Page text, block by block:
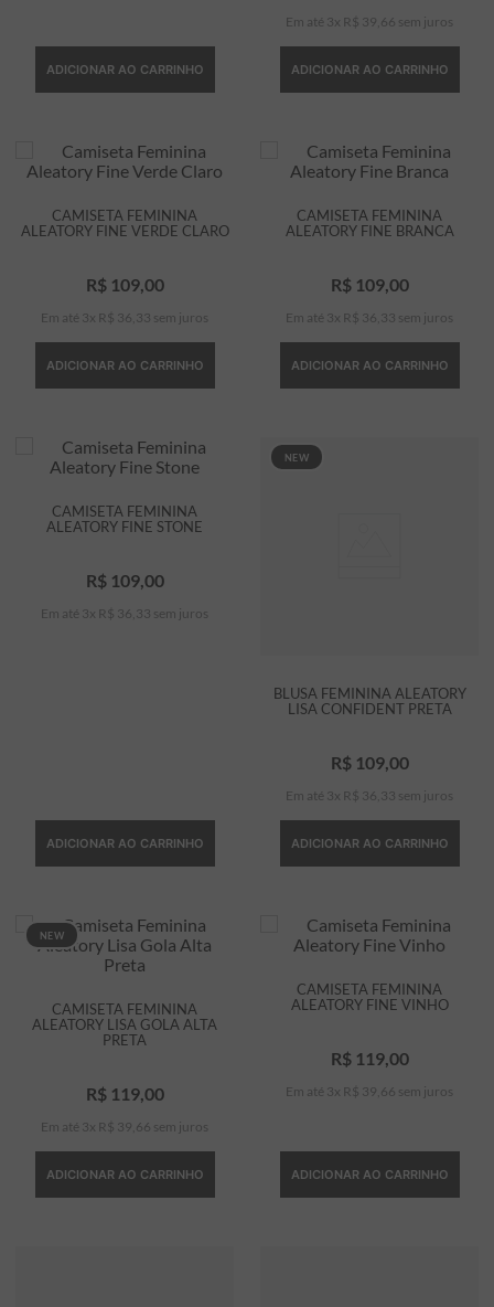
ADICIONAR AO CARRINHO
Em até 3 x R$ 39 66 sem juros
ADICIONAR AO CARRINHO
CAMISETA FEMININA
ALEATORY FINE VERDE CLARO
R$ 109, 00
Em até 3 x R$ 36 33 sem juros
ADICIONAR AO CARRINHO
CAMISETA FEMININA
ALEATORY FINE BRANCA
R$ 109, 00
Em até 3 x R$ 36 33 sem juros
ADICIONAR AO CARRINHO
CAMISETA FEMININA
ALEATORY FINE STONE
R$ 109, 00
Em até 3 x R$ 36 33 sem juros
ADICIONAR AO CARRINHO
NEW
BLUSA FEMININA ALEATORY
LISA CONFIDENT PRETA
R$ 109, 00
Em até 3 x R$ 36 33 sem juros
ADICIONAR AO CARRINHO
NEW
CAMISETA FEMININA
ALEATORY LISA GOLA ALTA
PRETA
R$ 119, 00
Em até 3 x R$ 39 66 sem juros
ADICIONAR AO CARRINHO
CAMISETA FEMININA
ALEATORY FINE VINHO
R$ 119, 00
Em até 3 x R$ 39 66 sem juros
ADICIONAR AO CARRINHO